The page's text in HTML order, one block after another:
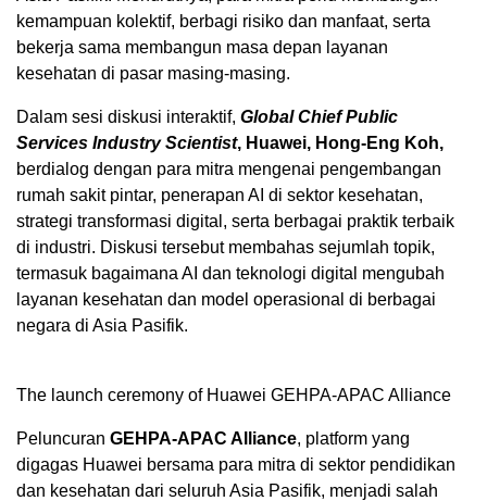
kemampuan kolektif, berbagi risiko dan manfaat, serta
bekerja sama membangun masa depan layanan
kesehatan di pasar masing-masing.
Dalam sesi diskusi interaktif, Global Chief Public
Services Industry Scientist, Huawei, Hong-Eng Koh,
berdialog dengan para mitra mengenai pengembangan
rumah sakit pintar, penerapan AI di sektor kesehatan,
strategi transformasi digital, serta berbagai praktik terbaik
di industri. Diskusi tersebut membahas sejumlah topik,
termasuk bagaimana AI dan teknologi digital mengubah
layanan kesehatan dan model operasional di berbagai
negara di Asia Pasifik.
The launch ceremony of Huawei GEHPA-APAC Alliance
Peluncuran GEHPA-APAC Alliance, platform yang
digagas Huawei bersama para mitra di sektor pendidikan
dan kesehatan dari seluruh Asia Pasifik, menjadi salah